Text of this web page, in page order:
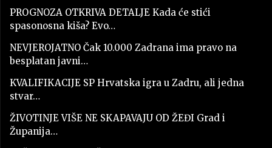
PROGNOZA OTKRIVA DETALJE Kada će stići
spasonosna kiša? Evo…
NEVJEROJATNO Čak 10.000 Zadrana ima pravo na
besplatan javni…
KVALIFIKACIJE SP Hrvatska igra u Zadru, ali jedna
stvar…
ŽIVOTINJE VIŠE NE SKAPAVAJU OD ŽEĐI Grad i
Županija…